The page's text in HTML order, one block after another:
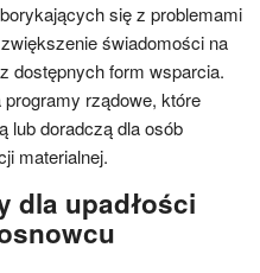
się z problemami
świadomości na
dostępnych form wsparcia.
rządowe, które
lub doradczą dla osób
materialnej.
dla upadłości